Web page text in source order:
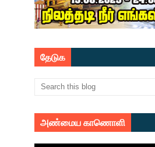
தேடுக
அண்மைய காணொளி